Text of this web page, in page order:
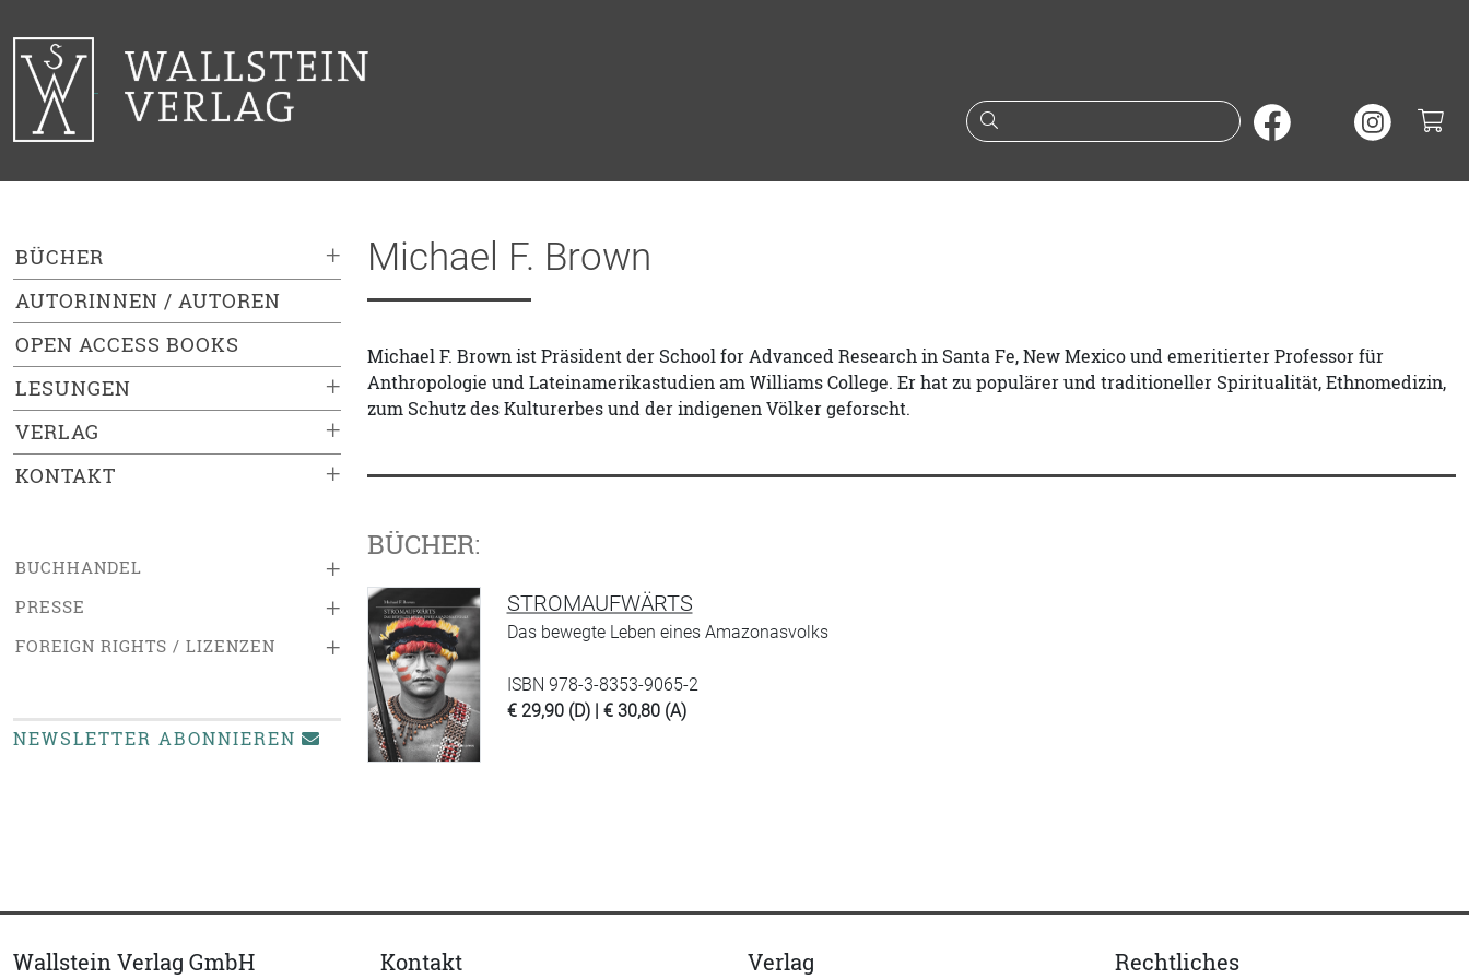
Suche nach Büchern oder
+
BÜCHER
AUTORINNEN / AUTOREN
OPEN ACCESS BOOKS
+
LESUNGEN
+
VERLAG
+
KONTAKT
+
BUCHHANDEL
+
PRESSE
+
FOREIGN RIGHTS / LIZENZEN
NEWSLETTER ABONNIEREN
Michael F. Brown
Michael F. Brown ist Präsident der School for Advanced Research in Santa Fe, New Mexico und emeritierter Professor für
Anthropologie und Lateinamerikastudien am Williams College. Er hat zu populärer und traditioneller Spiritualität, Ethnomedizin,
zum Schutz des Kulturerbes und der indigenen Völker geforscht.
BÜCHER:
STROMAUFWÄRTS
Das bewegte Leben eines Amazonasvolks
ISBN 978-3-8353-9065-2
€ 29,90 (D) | € 30,80 (A)
Wallstein Verlag GmbH Kontakt Verlag Rechtliches